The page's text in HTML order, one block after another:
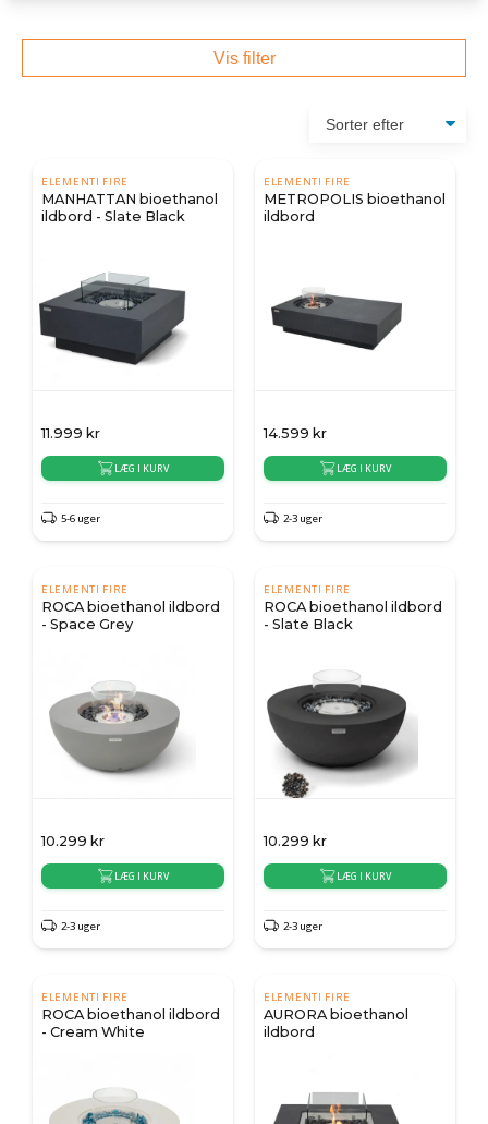
Vis filter
ELEMENTI FIRE
MANHATTAN bioethanol
ildbord - Slate Black
11.999 kr
LÆG I KURV
5-6 uger
ELEMENTI FIRE
METROPOLIS bioethanol
ildbord
14.599 kr
LÆG I KURV
2-3 uger
ELEMENTI FIRE
ROCA bioethanol ildbord
- Space Grey
10.299 kr
LÆG I KURV
2-3 uger
ELEMENTI FIRE
ROCA bioethanol ildbord
- Slate Black
10.299 kr
LÆG I KURV
2-3 uger
ELEMENTI FIRE
ROCA bioethanol ildbord
- Cream White
ELEMENTI FIRE
AURORA bioethanol
ildbord